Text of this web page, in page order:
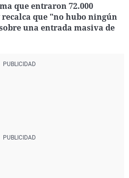
que entraron 72.000
que "no hubo ningún
una entrada masiva de